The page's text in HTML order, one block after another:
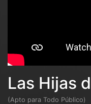
Las Hijas
(Apto para Todo Público)